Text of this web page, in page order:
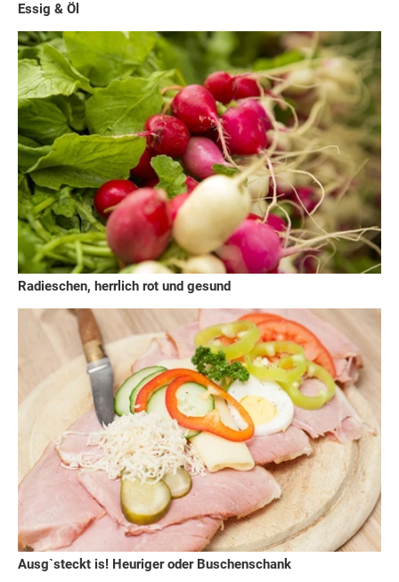
Essig & Öl
Radieschen, herrlich rot und gesund
Ausg`steckt is! Heuriger oder Buschenschank